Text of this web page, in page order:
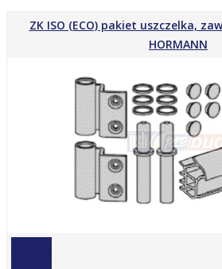
ZK ISO (ECO) pakiet uszczelka,
HORMANN